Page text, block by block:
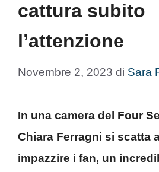
cattura subito
l’attenzione
Novembre 2, 2023 di Sara
In una camera del Four
Chiara Ferragni si scatta
impazzire i fan, un